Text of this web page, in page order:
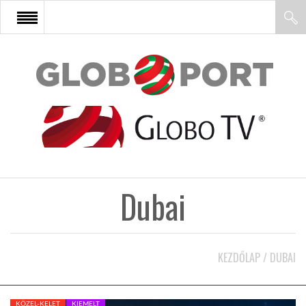
FŐOLDAL
AFRIKA
Dubai
KEZDŐLAP / DUBAI
KÖZEL-KELET KIEMELT